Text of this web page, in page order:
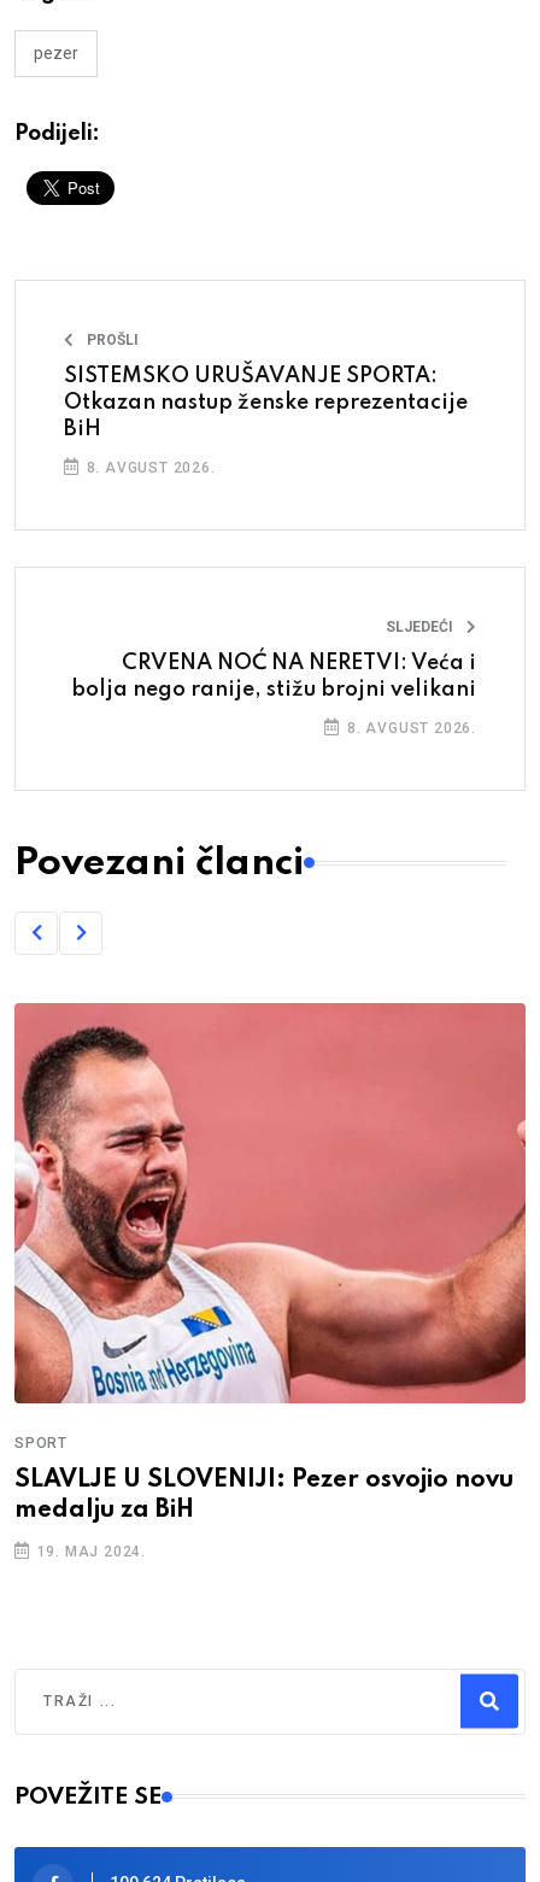
pezer
Podijeli:
PROŠLI
SISTEMSKO URUŠAVANJE SPORTA:
Otkazan nastup ženske reprezentacije
BiH
8. AVGUST 2026.
SLJEDEĆI
CRVENA NOĆ NA NERETVI: Veća i
bolja nego ranije, stižu brojni velikani
8. AVGUST 2026.
Povezani članci
SPORT
SLAVLJE U SLOVENIJI: Pezer osvojio novu
medalju za BiH
19. MAJ 2024.
Type 2 or more characters for results.
POVEŽITE SE